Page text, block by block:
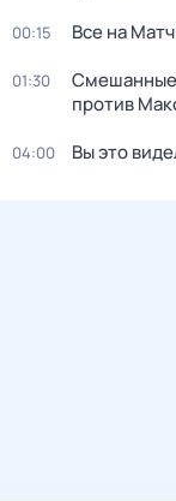
00:15 Все на
01:30
Смешанные
против
04:00 Вы это